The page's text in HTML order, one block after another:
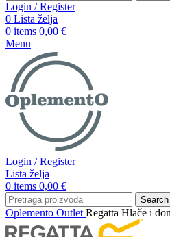
Login / Register
0 Lista želja
0 items 0,00 €
Menu
Login / Register
Lista želja
0 items 0,00 €
Search
Oplemento Outlet Regatta Hlače i